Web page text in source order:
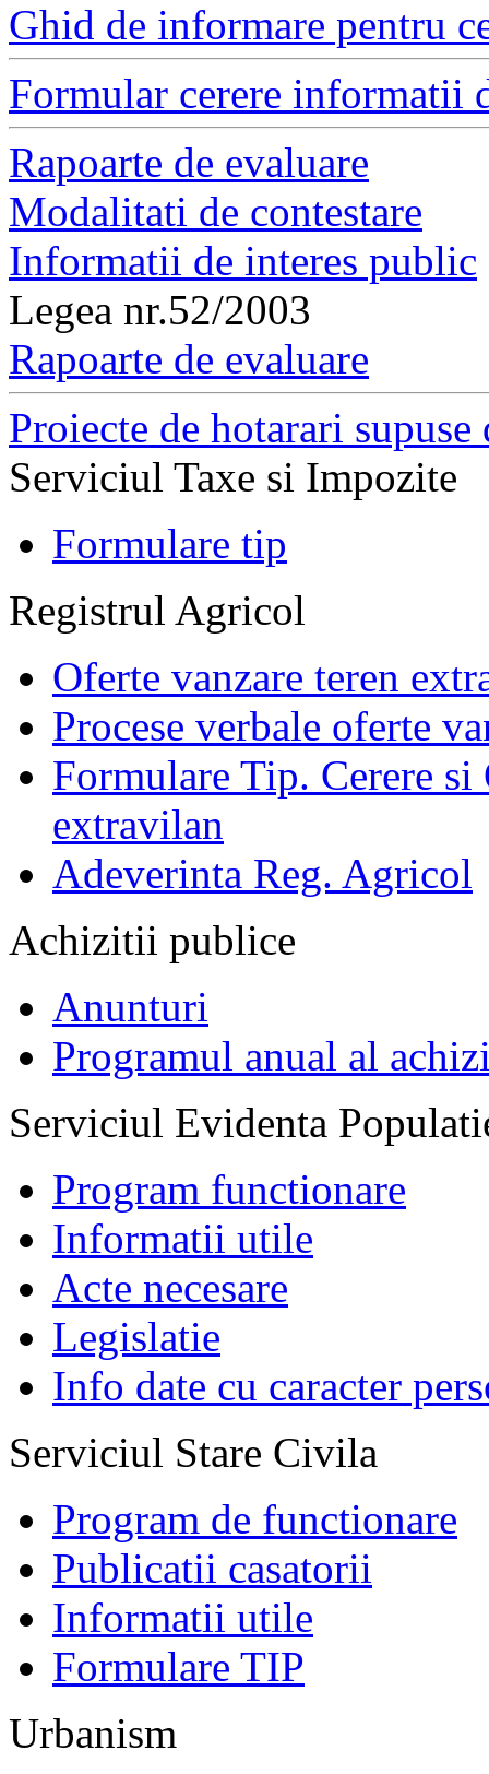
Ghid de informare pentru
Formular cerere informatii
Rapoarte de evaluare
Modalitati de contestare
Informatii de interes public
Legea nr.52/2003
Rapoarte de evaluare
Proiecte de hotarari
Serviciul Taxe si Impozite
Formulare tip
Registrul Agricol
Oferte vanzare teren
Procese verbale oferte
Formulare Tip. Cerere si
extravilan
Adeverinta Reg. Agricol
Achizitii publice
Anunturi
Programul anual al
Serviciul Evidenta
Program functionare
Informatii utile
Acte necesare
Legislatie
Info date cu caracter
Serviciul Stare Civila
Program de functionare
Publicatii casatorii
Informatii utile
Formulare TIP
Urbanism